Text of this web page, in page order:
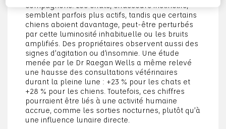
compagnons. Les chats, chasseurs instinctifs,
semblent parfois plus actifs, tandis que certains
chiens aboient davantage, peut-être perturbés
par cette luminosité inhabituelle ou les bruits
amplifiés. Des propriétaires observent aussi des
signes d’agitation ou d’insomnie. Une étude
menée par le Dr Raegan Wells a même relevé
une hausse des consultations vétérinaires
durant la pleine lune : +23 % pour les chats et
+28 % pour les chiens. Toutefois, ces chiffres
pourraient être liés à une activité humaine
accrue, comme les sorties nocturnes, plutôt qu’à
une influence lunaire directe.